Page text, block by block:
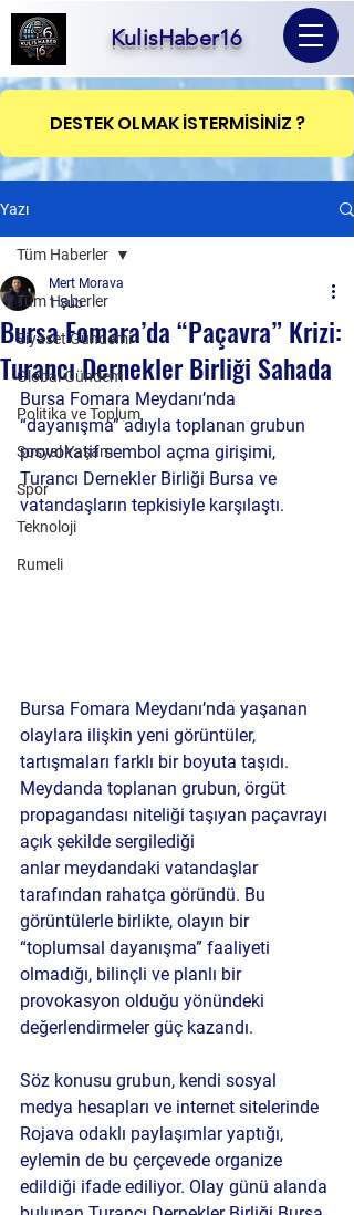
KulisHaber16
DESTEK OLMAK İSTERMİSİNİZ ?
Yazı
Tüm Haberler
Siyaset Gündemi
Global Gündem
Politika ve Toplum
Sosyal Yaşam
Spor
Teknoloji
Rumeli
Tüm Haberler
Bursa Fomara’da “Paçavra” Krizi:
Turancı Dernekler Birliği Sahada
Mert Morava
1 Şub
Bursa Fomara Meydanı’nda
“dayanışma” adıyla toplanan grubun
provokatif sembol açma girişimi,
Turancı Dernekler Birliği Bursa ve
vatandaşların tepkisiyle karşılaştı.
Bursa Fomara Meydanı’nda yaşanan
olaylara ilişkin yeni görüntüler,
tartışmaları farklı bir boyuta taşıdı.
Meydanda toplanan grubun, örgüt
propagandası niteliği taşıyan paçavrayı
açık şekilde sergilediği
anlar meydandaki vatandaşlar
tarafından rahatça göründü. Bu
görüntülerle birlikte, olayın bir
“toplumsal dayanışma” faaliyeti
olmadığı, bilinçli ve planlı bir
provokasyon olduğu yönündeki
değerlendirmeler güç kazandı.
Söz konusu grubun, kendi sosyal
medya hesapları ve internet sitelerinde
Rojava odaklı paylaşımlar yaptığı,
eylemin de bu çerçevede organize
edildiği ifade ediliyor. Olay günü alanda